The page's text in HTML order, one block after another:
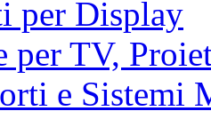
per Display
per TV,
e Sistemi